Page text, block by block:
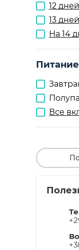
12 дней
13 дней
На 14
Питание
Все